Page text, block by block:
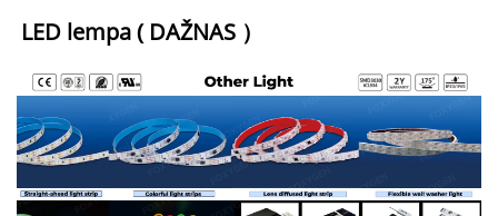
LED lempa ( DAŽNAS ）